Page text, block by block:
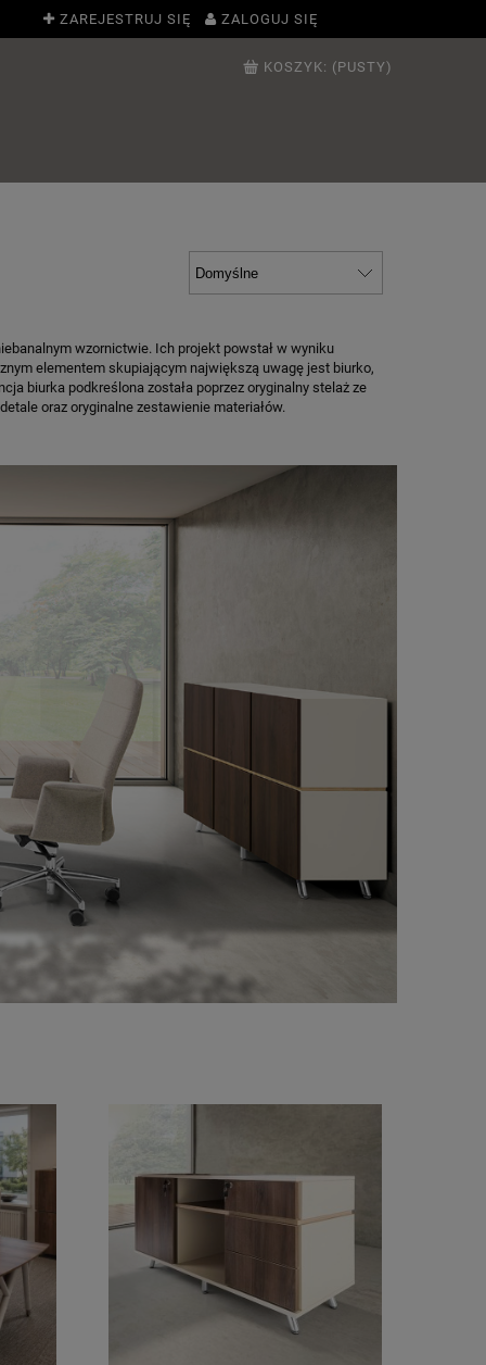
ZAREJESTRUJ SIĘ ZALOGUJ SIĘ
KOSZYK: (PUSTY)
wzornictwie. Ich projekt powstał w wyniku
elementem skupiającym największą uwagę jest biurko,
biurka podkreślona została poprzez oryginalny stelaż ze
oraz oryginalne zestawienie materiałów.